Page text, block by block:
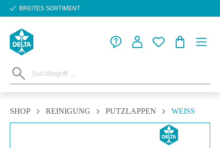
Zum Hauptinhalt springen
BREITES SORTIMENT
SHOP REINIGUNG PUTZLAPPEN
WEISS